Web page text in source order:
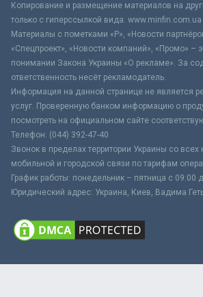
Копирование и размещение материалов на
только с гиперссылкой вида: www.minfin.com.ua
Материалы с пометками «Р», «Новости
«Спецпроект», «Новости компаний», «Промо» –
понимании Закона Украины «О рекламе». За
ответственность несёт рекламодатель.
Информация на данной странице не является
услуг. Проверенную банком информацию о
посмотреть на официальном сайте
Телефон: (044) 392-47-40
Звонок в пределах территории Украины со всех
мобильной и городской связи по тарифам
График работы: понедельник – пятница с 09:00
Юридический адрес: Украина, Киев, Вадима